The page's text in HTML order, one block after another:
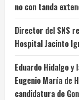
no con tanda
Director del SNS
Hospital Jacinto
Eduardo Hidalgo
Eugenio María de
candidatura de